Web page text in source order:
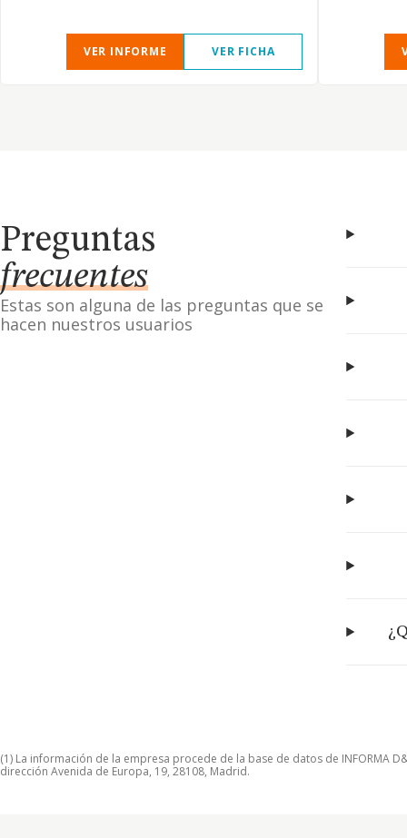
VER INFORME VER FICHA
Preguntas
frecuentes
Estas son alguna de las preguntas que se
hacen nuestros usuarios
(1) La información de la empresa procede de la base de datos de INFORMA
dirección Avenida de Europa, 19, 28108, Madrid.